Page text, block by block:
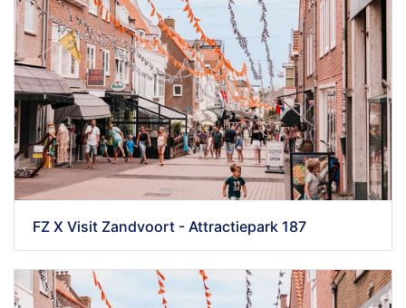
FZ X Visit Zandvoort - Attractiepark 187